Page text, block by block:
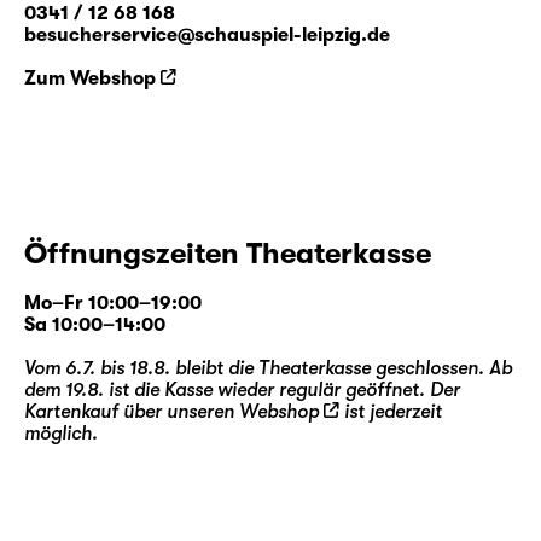
übernehmenFalk Rößler
Prüfbegehung der agra-
Landwirtschaftsausstellung 1981“.Hubert
Wild
Schauspiel Leipzig als Sänger und
und „Die Rättin“), zudem inszenierte er
„Cabaret“ und „Lazarus“. Die
Choreographin
0341 / 12 68 168
besucherservice@schauspiel-leipzig.de
Zum Webshop
Öffnungszeiten Theaterkasse
Mo–Fr 10:00–19:00
Sa 10:00–14:00
Vom 6.7. bis 18.8. bleibt die Theaterkasse geschlossen. Ab
dem 19.8. ist die Kasse wieder regulär geöffnet. Der
Kartenkauf über unseren Webshop
ist jederzeit
möglich.